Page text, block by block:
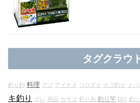
タグクラウ
釣り鈎 料理 アジ アイナメ コロダイ カゴ釣り メバ
キ釣り
グレ 用品 カサゴ 釣り糸 釣り竿 DIY 釣